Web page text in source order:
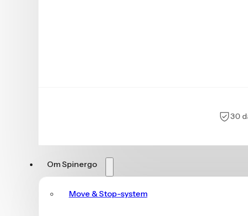
30
Om Spinergo
Move & Stop-system